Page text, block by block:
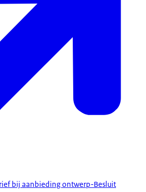
bij aanbieding ontwerp-Besluit